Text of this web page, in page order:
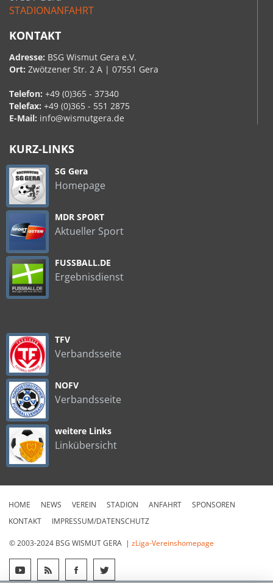
STADIONANFAHRT
KONTAKT
Adresse: BSG Wismut Gera e.V.
Ort: Zwötzener Str. 2 A | 07551 Gera
Telefon: +49 (0)365 - 37340
Telefax: +49 (0)365 - 551 2875
E-Mail: info@wismutgera.de
KURZ-LINKS
SG Gera
Homepage
MDR SPORT
Aktueller Sport
FUSSBALL.DE
Ergebnisdienst
TFV
Verbandsseite
NOFV
Verbandsseite
weitere Links
Linkübersicht
HOME NEWS VEREIN STADION ANFAHRT
SPONSOREN
KONTAKT
IMPRESSUM/DATENSCHUTZ
© 2003-2024 BSG WISMUT GERA | zLiga-Vereinshomepage